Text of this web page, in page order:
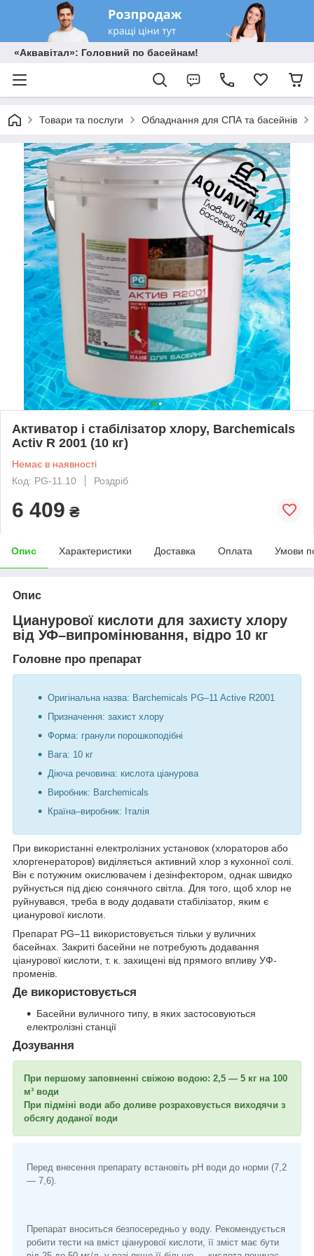
«Аквавітал»: Головний по басейнам!
Товари та послуги Обладнання для СПА та басейнів
Активатор і стабілізатор хлору, Barchemicals
Activ R 2001 (10 кг)
Немає в наявності
Код: PG-11.10
Роздріб
6 409 ₴
Опис Характеристики Доставка Оплата Умови
Опис
Цианурової кислоти для захисту хлору
від УФ–випромінювання, відро 10 кг
Головне про препарат
Оригінальна назва: Barchemicals PG–11 Active R2001
Призначення: захист хлору
Форма: гранули порошкоподібні
Вага: 10 кг
Діюча речовина: кислота ціанурова
Виробник: Barchemicals
Країна–виробник: Італія
При використанні електролізних установок (хлораторов або
хлоргенераторов) виділяється активний хлор з кухонної солі.
Він є потужним окислювачем і дезінфектором, однак швидко
руйнується під дією сонячного світла. Для того, щоб хлор не
руйнувався, треба в воду додавати стабілізатор, яким є
цианурової кислоти.
Препарат PG–11 використовується тільки у вуличних
басейнах. Закриті басейни не потребують додавання
ціанурової кислоти, т. к. захищені від прямого впливу УФ-
променів.
Де використовується
Басейни вуличного типу, в яких застосовуються
електролізні станції
Дозування
При першому заповненні свіжою водою: 2,5 — 5 кг на 100
м³ води
При підміні води або доливе розраховується виходячи з
обсягу доданої води
Препарат вноситься безпосередньо у воду. Рекомендується
робити тести на вміст ціанурової кислоти, її зміст має бути
Перед внесення препарату встановіть pH води до норми (7,2
— 7,6).